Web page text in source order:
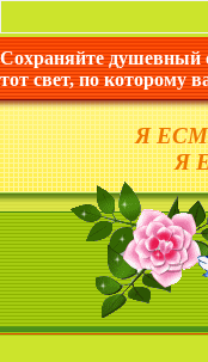
Сохраняйте душевный
тот свет, по которому
Я
Я